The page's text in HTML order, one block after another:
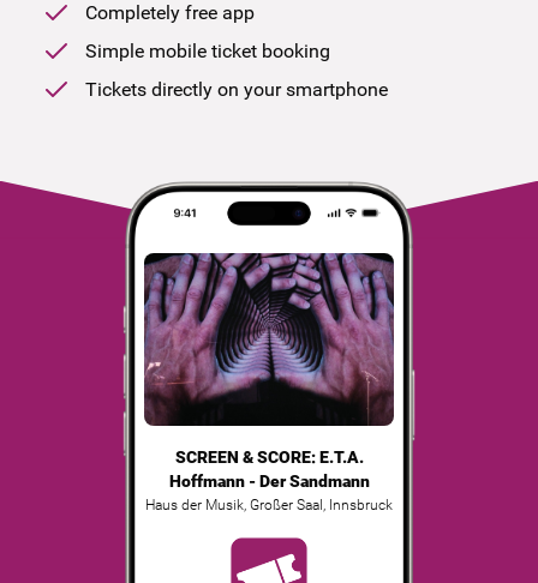
Completely free app
Simple mobile ticket booking
Tickets directly on your smartphone
SCREEN & SCORE: E.T.A.
Hoffmann - Der Sandmann
Haus der Musik, Großer Saal Innsbruck